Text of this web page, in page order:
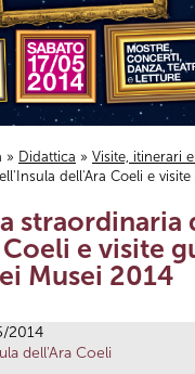
» Didattica » Visite, itinerari
dell'Ara Coeli e
straordinaria
e visite
Musei 2014
2014
dell'Ara Coeli